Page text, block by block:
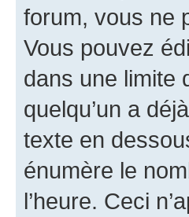
forum, vous ne
Vous pouvez
dans une limite
quelqu’un a
texte en
énumère le
l’heure. Ceci